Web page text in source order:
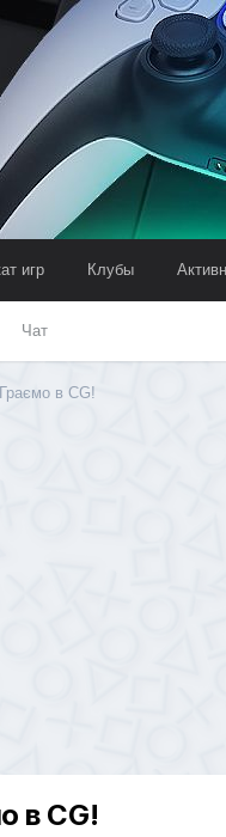
Чат
игр Клубы
в CG!
в CG!